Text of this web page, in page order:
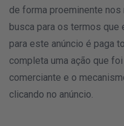
de forma proeminente
busca para os termos que
para este anúncio é paga
completa uma ação que
comerciante e o
clicando no anúncio.